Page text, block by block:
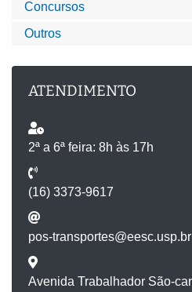
Concursos
Outros
ATENDIMENTO
2ª a 6ª feira: 8h às 17h
(16) 3373-9617
pos-transportes@eesc.usp.br
Avenida Trabalhador São-